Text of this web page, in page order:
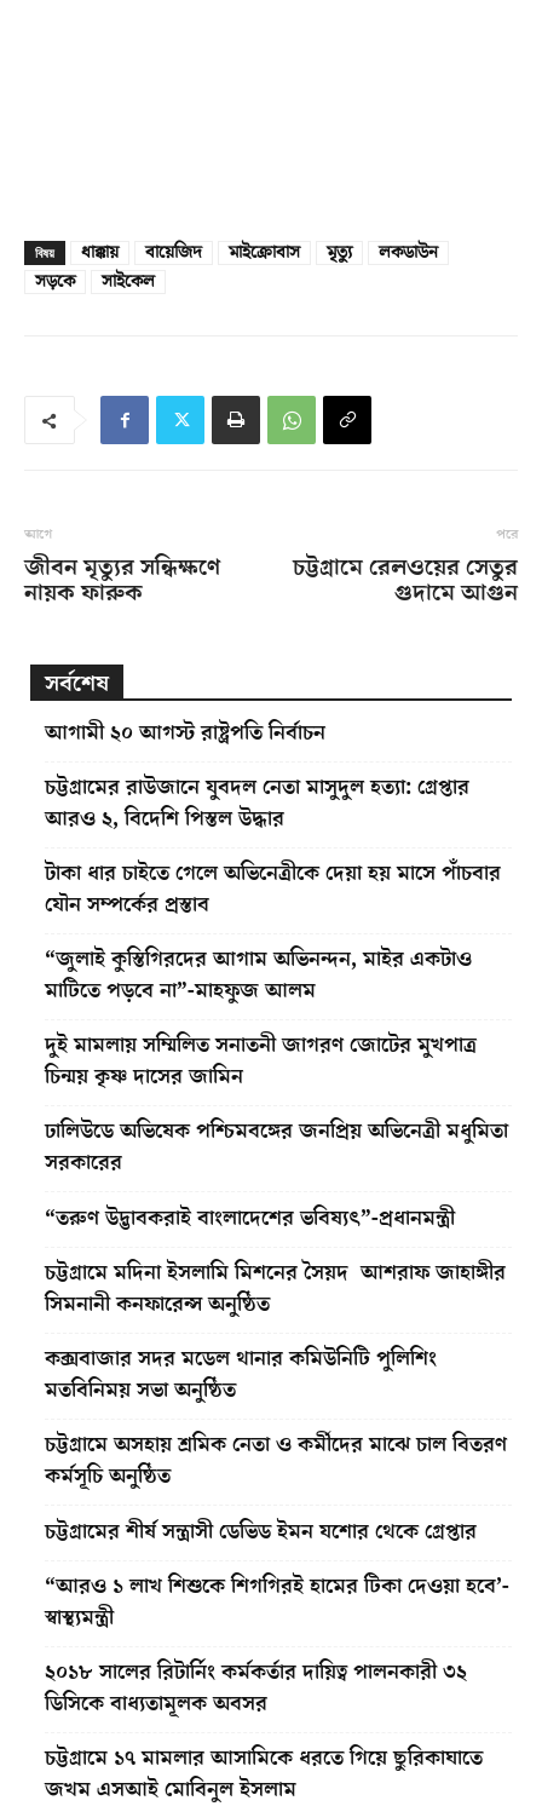
বিষয় ধাক্কায় বায়েজিদ মাইক্রোবাস মৃত্যু
লকডাউন
সড়কে
সাইকেল
আগে
জীবন মৃত্যুর সন্ধিক্ষণে
নায়ক ফারুক
পরে
চট্টগ্রামে রেলওয়ের সেতুর
গুদামে আগুন
সর্বশেষ
আগামী ২০ আগস্ট রাষ্ট্রপতি নির্বাচন
চট্টগ্রামের রাউজানে যুবদল নেতা মাসুদুল হত্যা: গ্রেপ্তার
আরও ২, বিদেশি পিস্তল উদ্ধার
টাকা ধার চাইতে গেলে অভিনেত্রীকে দেয়া হয় মাসে পাঁচবার
যৌন সম্পর্কের প্রস্তাব
“জুলাই কুস্তিগিরদের আগাম অভিনন্দন, মাইর একটাও
মাটিতে পড়বে না”-মাহফুজ আলম
দুই মামলায় সম্মিলিত সনাতনী জাগরণ জোটের মুখপাত্র
চিন্ময় কৃষ্ণ দাসের জামিন
ঢালিউডে অভিষেক পশ্চিমবঙ্গের জনপ্রিয় অভিনেত্রী মধুমিতা
সরকারের
“তরুণ উদ্ভাবকরাই বাংলাদেশের ভবিষ্যৎ”-প্রধানমন্ত্রী
চট্টগ্রামে মদিনা ইসলামি মিশনের সৈয়দ আশরাফ জাহাঙ্গীর
সিমনানী কনফারেন্স অনুষ্ঠিত
কক্সবাজার সদর মডেল থানার কমিউনিটি পুলিশিং
মতবিনিময় সভা অনুষ্ঠিত
চট্টগ্রামে অসহায় শ্রমিক নেতা ও কর্মীদের মাঝে চাল বিতরণ
কর্মসূচি অনুষ্ঠিত
চট্টগ্রামের শীর্ষ সন্ত্রাসী ডেভিড ইমন যশোর থেকে গ্রেপ্তার
“আরও ১ লাখ শিশুকে শিগগিরই হামের টিকা দেওয়া হবে’-
স্বাস্থ্যমন্ত্রী
২০১৮ সালের রিটার্নিং কর্মকর্তার দায়িত্ব পালনকারী ৩২
ডিসিকে বাধ্যতামূলক অবসর
চট্টগ্রামে ১৭ মামলার আসামিকে ধরতে গিয়ে ছুরিকাঘাতে
জখম এসআই মোবিনুল ইসলাম